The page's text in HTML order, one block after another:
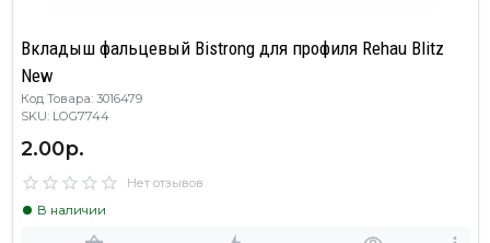
Вкладыш фальцевый Bistrong для профиля Rehau Blitz
New
Код Товара: 3016479
SKU: LOG7744
2.00р.
Нет отзывов
В наличии